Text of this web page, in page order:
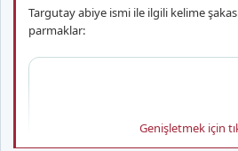
Targutay abiye ismi ile ilgili kelime
parmaklar:
Genişletmek için